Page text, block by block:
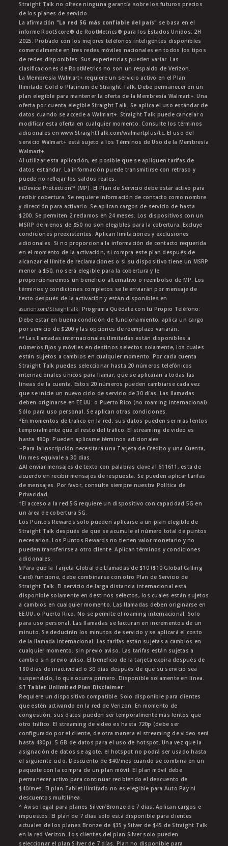
Straight Talk no ofrece ninguna garantía sobre los futuros precios
de los planes de servicio.
La afirmación "La red 5G más confiable del país" se basa en el
informe RootScore® de RootMetrics® para los Estados Unidos: 2H
2025. Probado con los mejores teléfonos inteligentes disponibles
comercialmente en tres redes móviles nacionales en todos los tipos
de redes disponibles. Sus experiencias pueden variar. Las
clasificaciones de RootMetrics no son un respaldo de Verizon.
La Membresía Walmart+ requiere un servicio activo en el Plan
Ilimitado Gold o Platinum de Straight Talk. Debe permanecer en un
plan elegible para mantener la oferta de la Membresía Walmart+. Una
oferta por cuenta elegible Straight Talk. Se aplica el uso estándar de
datos cuando se accede a Walmart+. Straight Talk puede cancelar o
modificar esta oferta en cualquier momento. Consulte los términos
adicionales en www.StraightTalk.com/walmartplus/tc. El uso del
servicio Walmart+ está sujeto a los Términos de Uso de la Membresía
Walmart+.
Al utilizar esta aplicación, es posible que se apliquen tarifas de
datos estándar. La información puede transmitirse con retraso y
puede no reflejar los saldos reales.
ŧŧDevice Protection™ (MP): El Plan de Servicio debe estar activo para
recibir cobertura. Se requiere información de contacto como nombre
y dirección para activarlo. Se aplican cargos de servicio de hasta
$200. Se permiten 2 reclamos en 24 meses. Los dispositivos con un
MSRP de menos de $50 no son elegibles para la cobertura. Excluye
condiciones preexistentes. Aplican limitaciones y exclusiones
adicionales. Si no proporciona la información de contacto requerida
en el momento de la activación, si compra este plan después de
alcanzar el límite de reclamaciones o si su dispositivo tiene un MSRP
menor a $50, no será elegible para la cobertura y le
proporcionaremos un beneficio alternativo o reembolso de MP. Los
términos y condiciones completos se le enviarán por mensaje de
texto después de la activación y están disponibles en
asurion.com/StraightTalk. Programa Quédate con tu Propio Teléfono:
Debe estar en buena condición de funcionamiento, aplica un cargo
por servicio de $200 y las opciones de reemplazo variarán.
** Las llamadas internacionales ilimitadas están disponibles a
números fijos y móviles en destinos selectos solamente, los cuales
están sujetos a cambios en cualquier momento. Por cada cuenta
Straight Talk puedes seleccionar hasta 20 números telefónicos
internacionales únicos para llamar, que se aplicarán a todas las
líneas de la cuenta. Estos 20 números pueden cambiarse cada vez
que se inicie un nuevo ciclo de servicio de 30 días. Las llamadas
deben originarse en EE.UU. o Puerto Rico (no roaming internacional).
Sólo para uso personal. Se aplican otras condiciones.
*En momentos de tráfico en la red, sus datos pueden ser más lentos
temporalmente que el resto del tráfico. El streaming de video es
hasta 480p. Pueden aplicarse términos adicionales.
∞Para la inscripción necesitará una Tarjeta de Credito y una Cuenta,
Un mes equivale a 30 dias.
∆Al enviar mensajes de texto con palabras clave al 611611, está de
acuerdo en recibir mensajes de respuesta. Se pueden aplicar tarifas
de mensajes. Por favor, consulte siempre nuestra Política de
Privacidad.
†El acceso a la red 5G requiere un dispositivo con capacidad 5G en
un área de cobertura 5G.
Los Puntos Rewards solo pueden aplicarse a un plan elegible de
Straight Talk después de que se acumule el número total de puntos
necesarios. Los Puntos Rewards no tienen valor monetario y no
pueden transferirse a otro cliente. Aplican términos y condiciones
adicionales.
§Para que la Tarjeta Global de Llamadas de $10 ($10 Global Calling
Card) funcione, debe combinarse con otro Plan de Servicio de
Straight Talk. El servicio de larga distancia internacional está
disponible solamente en destinos selectos, los cuales están sujetos
a cambios en cualquier momento. Las llamadas deben originarse en
EE.UU. o Puerto Rico. No se permite el roaming internacional. Solo
para uso personal. Las llamadas se facturan en incrementos de un
minuto. Se deducirán los minutos de servicio y se aplicará el costo
de la llamada internacional. Las tarifas están sujetas a cambios en
cualquier momento, sin previo aviso. Las tarifas están sujetas a
cambio sin previo aviso. El beneficio de la tarjeta expira después de
180 días de inactividad o 30 días después de que su servicio sea
suspendido, lo que ocurra primero. Disponible solamente en línea.
ST Tablet Unlimited Plan Disclaimer:
Requiere un dispositivo compatible. Solo disponible para clientes
que estén activando en la red de Verizon. En momento de
congestión, sus datos pueden ser temporalmente más lentos que
otro tráfico. El streaming de video es hasta 720p (debe ser
configurado por el cliente, de otra manera el streaming de video será
hasta 480p). 5 GB de datos para el uso de hotspot. Una vez que la
asignación de datos se agote, el hotspot no podrá ser usado hasta
el siguiente ciclo. Descuento de $40/mes cuando se combina en un
paquete con la compra de un plan móvil. El plan móvil debe
permanecer activo para continuar recibiendo el descuento de
$40/mes. El plan Tablet Ilimitado no es elegible para Auto Pay ni
descuentos multilínea.
^ Aviso legal para planes Silver/Bronze de 7 días: Aplican cargos e
impuestos. El plan de 7 días solo está disponible para clientes
actuales de los planes Bronze de $35 y Silver de $45 de Straight Talk
en la red Verizon. Los clientes del plan Silver solo pueden
seleccionar el plan Silver de 7 días. Plan no disponible para